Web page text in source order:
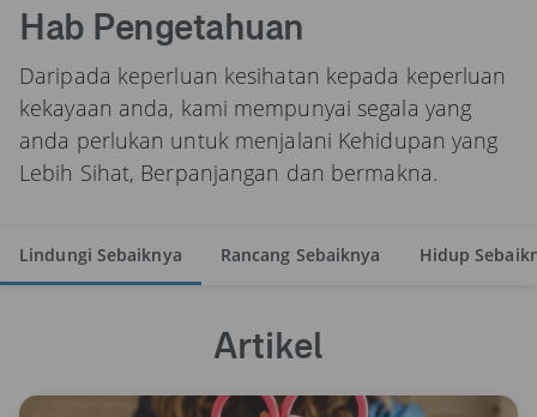
Hab Pengetahuan
Daripada keperluan kesihatan kepada keperluan
kekayaan anda, kami mempunyai segala yang
anda perlukan untuk menjalani Kehidupan yang
Lebih Sihat, Berpanjangan dan bermakna.
Lindungi Sebaiknya Rancang Sebaiknya Hidup
Artikel